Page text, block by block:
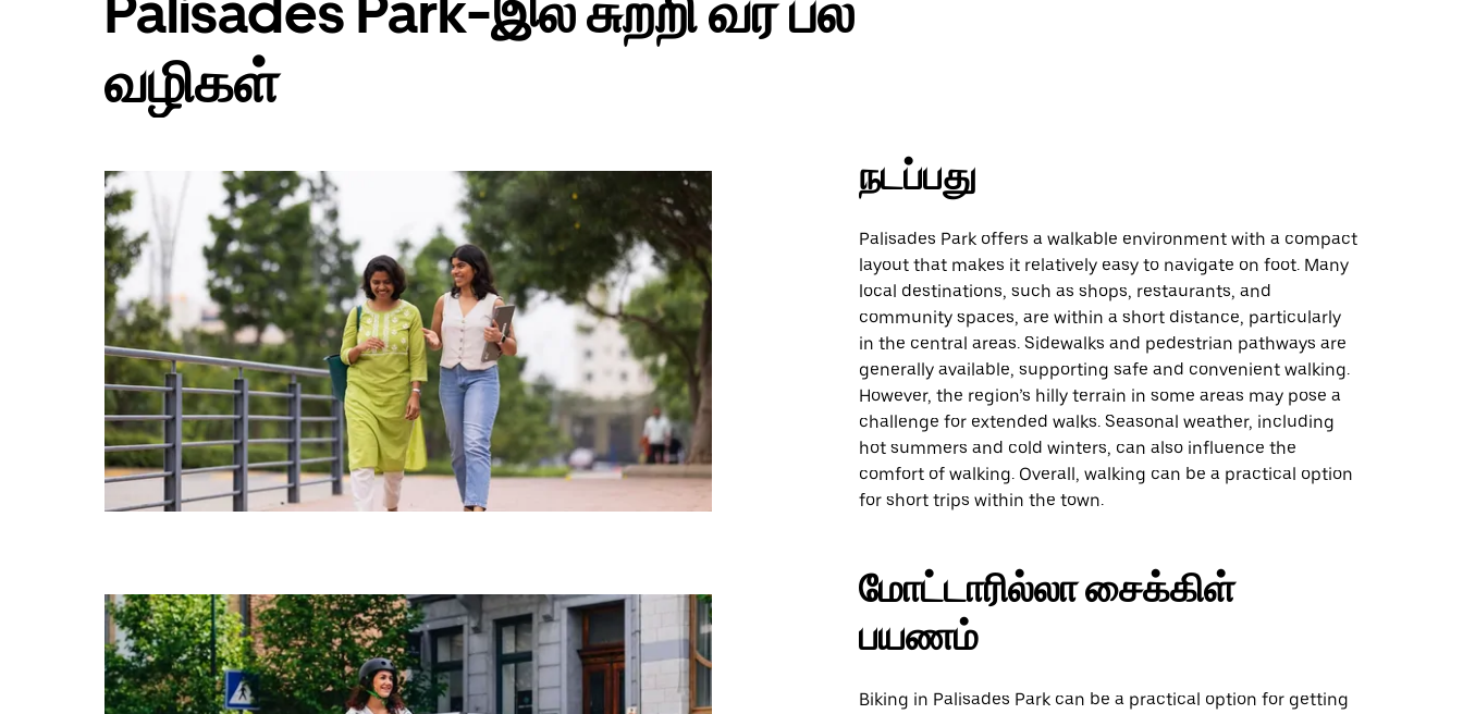
எஸ்கேப்
பொத்தான்
வழிகள்
நடப்பது
Palisades Park offers a walkable environment with a compact
layout that makes it relatively easy to navigate on foot. Many
local destinations, such as shops, restaurants, and
community spaces, are within a short distance, particularly
in the central areas. Sidewalks and pedestrian pathways are
generally available, supporting safe and convenient walking.
However, the region’s hilly terrain in some areas may pose a
challenge for extended walks. Seasonal weather, including
hot summers and cold winters, can also influence the
comfort of walking. Overall, walking can be a practical option
for short trips within the town.
மோட்டாரில்லா சைக்கிள்
பயணம்
Biking in Palisades Park can be a practical option for getting